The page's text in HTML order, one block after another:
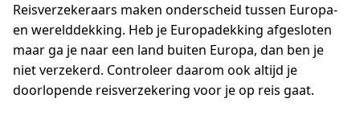
Reisverzekeraars maken onderscheid tussen Europa-
en werelddekking. Heb je Europadekking afgesloten
maar ga je naar een land buiten Europa, dan ben je
niet verzekerd. Controleer daarom ook altijd je
doorlopende reisverzekering voor je op reis gaat.